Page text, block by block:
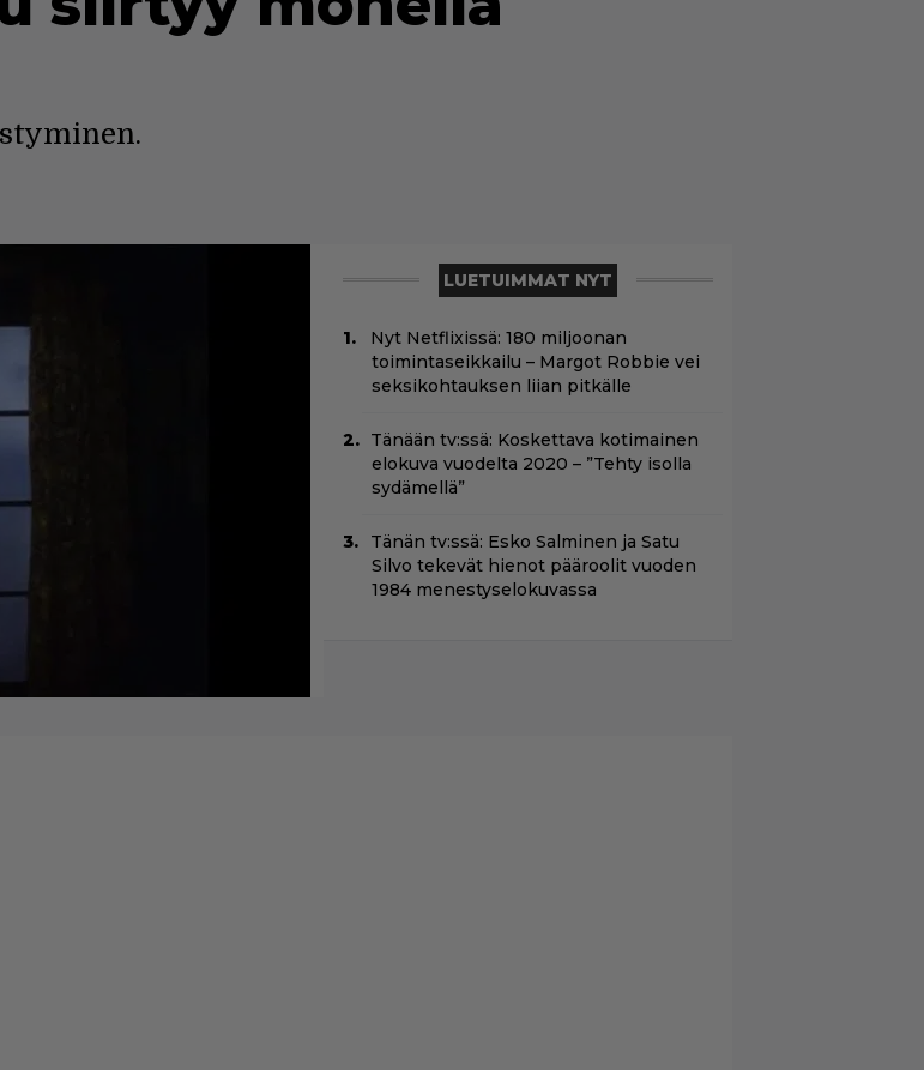
LUETUIMMAT NYT
Nyt Netflixissä: 180 miljoonan
toimintaseikkailu – Margot Robbie vei
seksikohtauksen liian pitkälle
Tänään tv:ssä: Koskettava kotimainen
elokuva vuodelta 2020 – ”Tehty isolla
sydämellä”
Tänän tv:ssä: Esko Salminen ja Satu
Silvo tekevät hienot pääroolit vuoden
1984 menestyselokuvassa